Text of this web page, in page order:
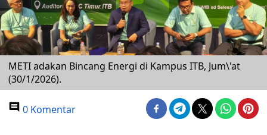
METI adakan Bincang Energi di Kampus ITB, Jum\'at
(30/1/2026).
0 Komentar